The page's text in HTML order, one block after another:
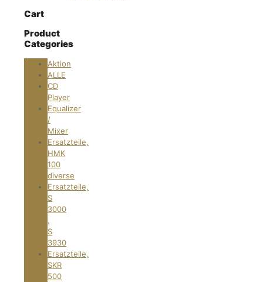
Cart
Product
Categories
Aktion
ALLE
CD
Player
Equalizer
/
Mixer
Ersatzteile,
HMK
100
diverse
Ersatzteile,
S
3000
,
S
3930
Ersatzteile,
SKR
500